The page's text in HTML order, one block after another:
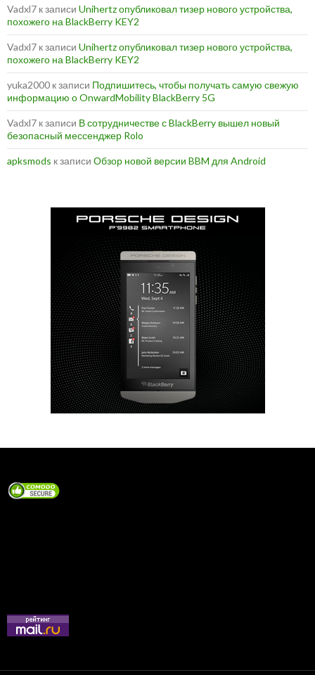
Vadxl7 к записи Unihertz опубликовал тизер нового устройства,
похожего на BlackBerry KEY2
Vadxl7 к записи Unihertz опубликовал тизер нового устройства,
похожего на BlackBerry KEY2
yuka2000 к записи Подпишитесь, чтобы получать самую свежую
информацию о OnwardMobility BlackBerry 5G
Vadxl7 к записи В сотрудничестве с BlackBerry вышел новый
безопасный мессенджер Rolo
apksmods к записи Обзор новой версии BBM для Android